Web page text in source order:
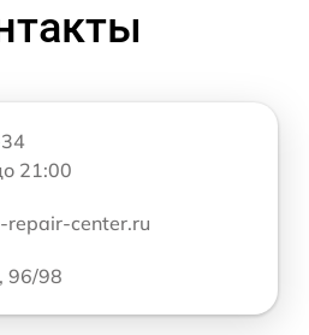
21:00
repair-center.ru
96/98